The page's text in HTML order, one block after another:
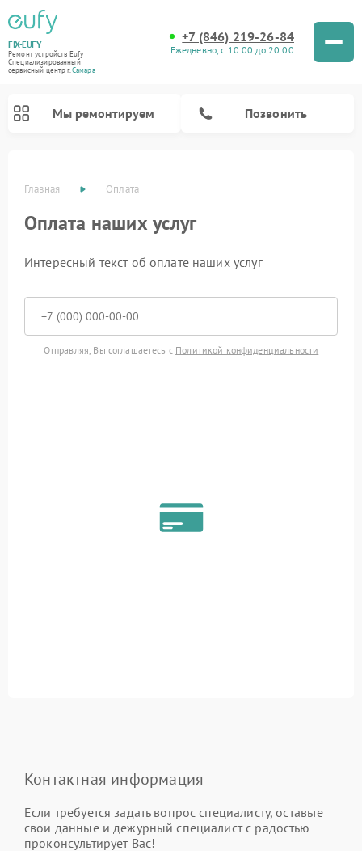
FIX-EUFY
Ремонт устройств Eufy
Специализированный
cервисный центр г.Самара
+7 (846) 219-26-84
Ежедневно, с 10:00 до 20:00
Мы ремонтируем Позвонить
Главная Оплата
Оплата наших услуг
Интересный текст об оплате наших услуг
Отправляя, Вы соглашаетесь с Политикой конфиденциальности
Контактная информация
Если требуется задать вопрос специалисту, оставьте
свои данные и дежурный специалист с радостью
проконсультирует Вас!